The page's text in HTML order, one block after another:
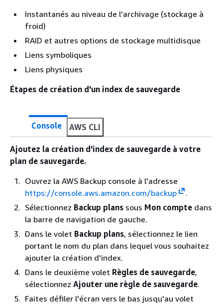
Instantanés au niveau de l'archivage (stockage à
froid)
RAID et autres options de stockage multidisque
Liens symboliques
Liens physiques
Étapes de création d'un index de sauvegarde
Console AWS CLI
Ajoutez la création d'index de sauvegarde à votre
plan de sauvegarde.
Ouvrez la AWS Backup console à l'adresse
https://console.aws.amazon.com/backup
.
Sélectionnez Backup plans sous Mon compte dans
la barre de navigation de gauche.
Dans le volet Backup plans, sélectionnez le lien
portant le nom du plan dans lequel vous souhaitez
ajouter la création d'index.
Dans le deuxième volet Règles de sauvegarde,
sélectionnez Ajouter une règle de sauvegarde.
Faites défiler l'écran vers le bas jusqu'au volet